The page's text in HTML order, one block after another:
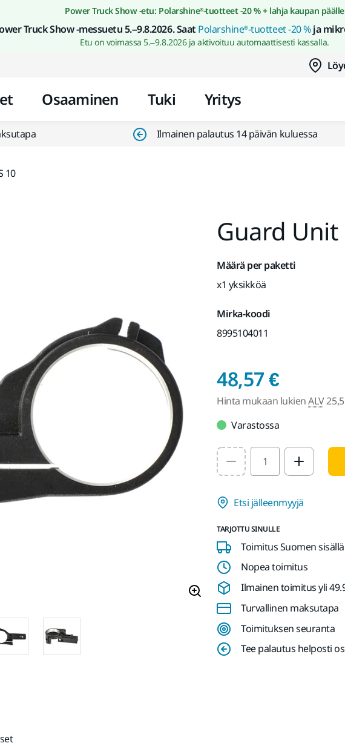
Siirry sisältöön
Power Truck Show -etu: Polarshine®-tuotteet -20 % + lahja kaupan päälle
Truck Show -messuetu 5.–9.8.2026. Saat Polarshine®-tuotteet -20 %ja
Etu on voimassa 5.–9.8.2026 ja aktivoituu automaattisesti kassalla.
Osaaminen Tuki Yritys
Ilmainen palautus 14 päivän kuluessa
10
Guard Unit
Määrä per paketti
x1 yksikköä
Mirka-koodi
8995104011
48,57 €Hinta
Hinta mukaan lukienALV
Varastossa
Select quantity value
Etsi jälleenmyyjä
TARJOTTU SINULLE
Toimitus Suomen
Nopea toimitus
Ilmainen toimitus yli
Turvallinen maksutapa
Toimituksen seuranta
Tee palautus helposti